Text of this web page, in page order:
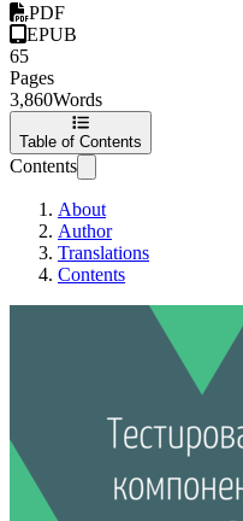
PDF
EPUB
65
Pages
3,860Words
Table of Contents
Contents
About
Author
Translations
Contents